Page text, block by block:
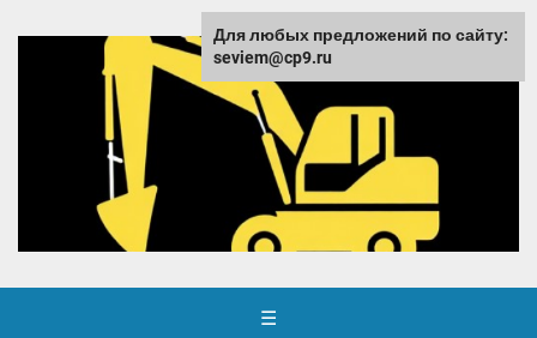
☰
Для любых предложений по сайту:
seviem@cp9.ru